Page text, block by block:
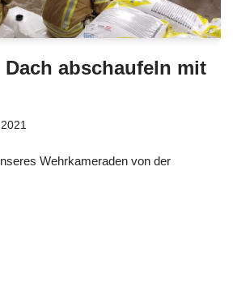
abschaufeln mit
Wehrkameraden von der